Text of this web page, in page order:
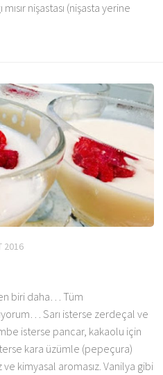
nişastası (nişasta yerine
2016
biri daha… Tüm
Sarı isterse zerdeçal ve
isterse pancar, kakaolu için
kara üzümle (pepeçura)
kimyasal aromasız. Vanilya gibi